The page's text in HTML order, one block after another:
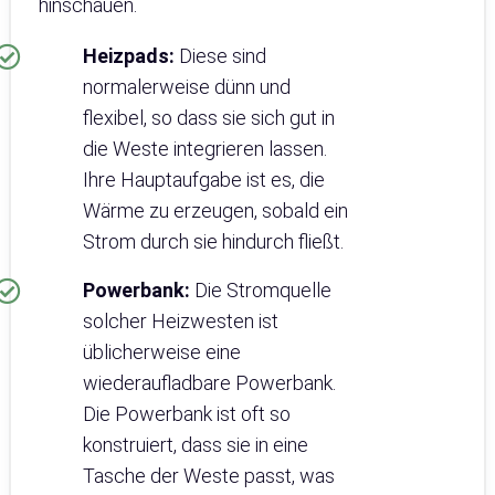
hinschauen.
Heizpads: Diese sind
normalerweise dünn und
flexibel, so dass sie sich gut in
die Weste integrieren lassen.
Ihre Hauptaufgabe ist es, die
Wärme zu erzeugen, sobald ein
Strom durch sie hindurch fließt.
Powerbank: Die Stromquelle
solcher Heizwesten ist
üblicherweise eine
wiederaufladbare Powerbank.
Die Powerbank ist oft so
konstruiert, dass sie in eine
Tasche der Weste passt, was